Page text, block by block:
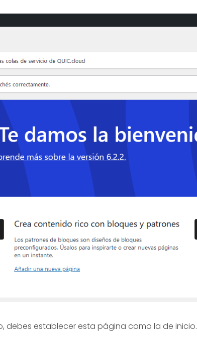
debes establecer esta página como la de inicio.